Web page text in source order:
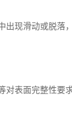
出现滑动或脱落
对表面完整性要